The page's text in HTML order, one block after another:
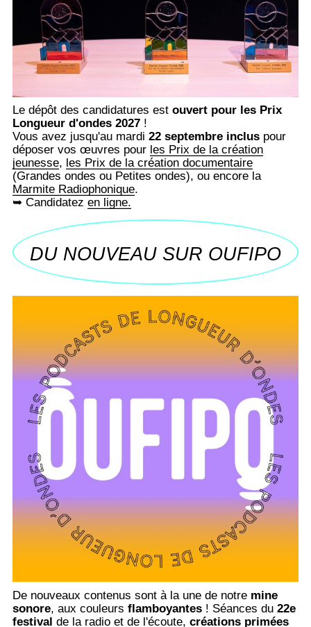
Le dépôt des candidatures estouvert pour les Prix
Longueur d'ondes 2027 !
Vous avez jusqu'au mardi22 septembre inclus pour
déposer vos œuvres pour les Prix de la création
jeunesse, les Prix de la création documentaire
(Grandes ondes ou Petites ondes), ou encore la
Marmite Radiophonique.
➥ Candidatezen ligne.
DU NOUVEAU SUR OUFIPO
De nouveaux contenus sont à la une de notre mine
sonore, aux couleursflamboyantes ! Séances du22e
festivalde la radio et de l'écoute,créations primées